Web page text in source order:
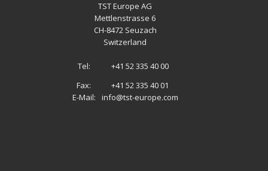
TST Europe AG
Mettlenstrasse 6
CH-8472 Seuzach
Switzerland
Tel:
+41 52 335 40 00
Fax:
+41 52 335 40 01
E-Mail:
info@tst-europe.com